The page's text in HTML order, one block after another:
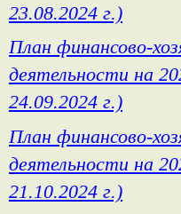
23.08.2024 г.)
План финансово-
деятельности на
24.09.2024 г.)
План финансово-
деятельности на
21.10.2024 г.)